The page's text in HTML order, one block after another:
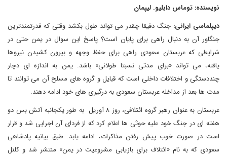
نویسنده: توماس دابلیو. لیپمان
دیپلماسی ایرانی: جنگ دقیقا چقدر می تواند طول بکشد وقتی که قدرتمندترین
جنگاور آن به دنبال راهی برای پایان است؟ پاسخ این سوال در یمن حتی در
شرایطی که عربستان سعودی راهی برای حفظ وجهه و بیرون کشیدن نیروها
یافته، می تواند «برای مدتی نسبتا طولانی» باشد. یمن به اندازه ای دچار
چنددستگی و اختلافات داخلی است که قبایل و گروه‌ های مسلح آن می‌ توانند تا
مدت ها بعد از مداخله عربستان سعودی به درگیری های خود ادامه دهند.
عربستان به عنوان رهبر گروه ائتلافی، روز ۸ آوریل به طور یکجانبه آتش بس دو
هفته ای در جنگ خود علیه حوثی‌ ها اعلام کرد که از فردای آن اجرایی شد و قرار
است در صورت خوب پیش رفتن مذاکرات، ادامه یابد. طبق بیانیه پادشاهی
سعودی که به نام «ائتلاف برای بازیابی مشروعیت در یمن» منتشر شد و کلنل